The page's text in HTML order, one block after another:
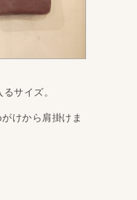
サイズ。
けから肩掛けま